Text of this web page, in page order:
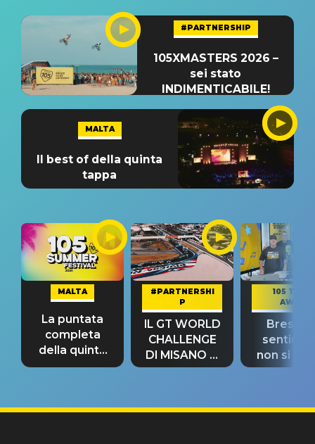
#PARTNERSHIP
105XMASTERS 2026 –
sei stato
INDIMENTICABILE!
MALTA
Il best of della quinta
tappa
MALTA
La puntata
completa
della quinta
tappa
#PARTNERSHI
P
IL GT WORLD
CHALLENGE
DI MISANO si
riconferma
105 TAKE
AWAY
Bresh:
non si
fino alla